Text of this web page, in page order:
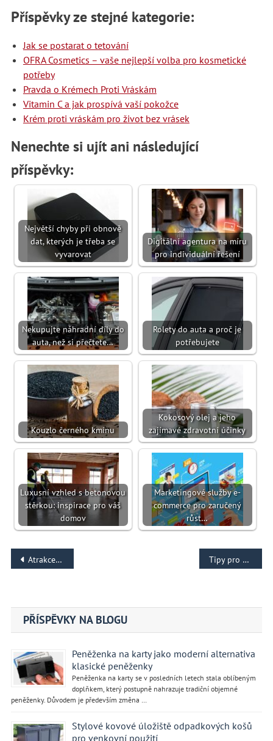
Příspěvky ze stejné kategorie:
Jak se postarat o tetování
OFRA Cosmetics – vaše nejlepší volba pro kosmetické
potřeby
Pravda o Krémech Proti Vráskám
Vitamin C a jak prospívá vaší pokožce
Krém proti vráskám pro život bez vrásek
Nenechte si ujít ani následující
příspěvky:
Největší chyby při obnově
dat, kterých je třeba se
vyvarovat
Digitální agentura na míru
pro individuální řešení
Nekupujte náhradní díly do
auta, než si přečtete…
Rolety do auta a proč je
potřebujete
Kouzlo černého kmínu
Kokosový olej a jeho
zajímavé zdravotní účinky
Luxusní vzhled s betonovou
stěrkou: inspirace pro váš
domov
Marketingové služby e-
commerce pro zaručený
růst…
Navigace
příspěvek
Atrakce a aktivity ve slovinské Kranjskej Gore Tipy pro efektivní proces registrace domény
PŘÍSPĚVKY NA BLOGU
Peněženka na karty jako moderní alternativa
klasické peněženky
Peněženka na karty se v posledních letech stala oblíbeným
doplňkem, který postupně nahrazuje tradiční objemné
peněženky. Důvodem je především změna …
Stylové kovové úložiště odpadkových košů
pro venkovní použití